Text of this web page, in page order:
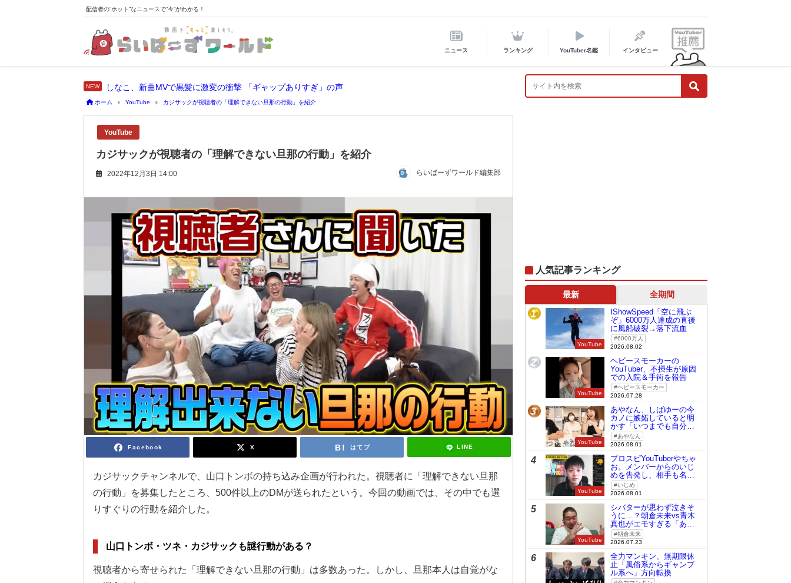
配信者の“ホット”なニュースで“今”がわかる！
ニュース ランキング YouTuber名鑑 インタビュー
しなこ、新曲MVで黒髪に激変の衝撃 「ギャップありすぎ」の声
ホーム YouTube カジサックが視聴者の「理解できない旦那の行動」を紹介
YouTube
カジサックが視聴者の「理解できない旦那の行動」を紹介
2022年12月3日 14:00 らいばーずワールド編集部
Facebook X はてブ LINE
カジサックチャンネルで、山口トンボの持ち込み企画が行われた。視聴者に「理解できない旦那
の行動」を募集したところ、500件以上のDMが送られたという。今回の動画では、その中でも選
りすぐりの行動を紹介した。
山口トンボ・ツネ・カジサックも謎行動がある？
視聴者から寄せられた「理解できない旦那の行動」は多数あった。しかし、旦那本人は自覚がな
人気記事ランキング
最新 全期間
1
YouTube
IShowSpeed「空に飛ぶ
ぞ」6000万人達成の直後
に風船破裂→落下流血
6000万人
2026.08.02
2
YouTube
ヘビースモーカーの
YouTuber、不摂生が原因
での入院＆手術を報告
ヘビースモーカー
2026.07.28
3
YouTube
あやなん、しばゆーの今
カノに嫉妬していると明
かす「いつまでも自分の
ものみたいに…」
あやなん
2026.08.01
4
YouTube
プロスピYouTuberやちゃ
お。メンバーからのいじ
めを告発し、相手も名指
しで批判
いじめ
2026.08.01
5
YouTube
シバターが思わず泣きそ
うに…？朝倉未来vs青木
真也がエモすぎる「あの
時の桜庭和志は今の青木
真也」
朝倉未来
2026.07.23
6
全力マンキン、無期限休
止「風俗系からギャンブ
ル系へ」方向転換